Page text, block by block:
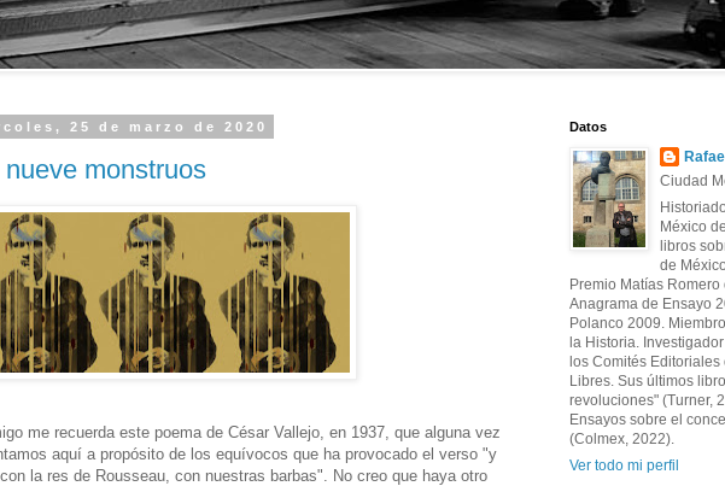
25 de marzo de 2020
nueve monstruos
me recuerda este poema de César Vallejo, en 1937, que alguna vez
aquí a propósito de los equívocos que ha provocado el verso "y
la res de Rousseau, con nuestras barbas". No creo que haya otro
Datos
Ciudad
México
libros
de
Premio Matías
Anagrama de Ensayo
Polanco 2009.
la Historia.
los Comités
Libres. Sus últimos
revoluciones" (Turner,
Ensayos sobre el
(Colmex, 2022).
Ver todo mi perfil